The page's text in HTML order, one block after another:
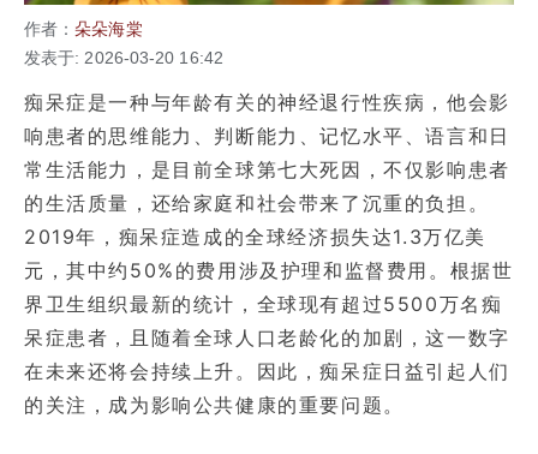
延寿天梯榜
作者：朵朵海棠
发表于: 2026-03-20 16:42
痴呆症是一种与年龄有关的神经退行性疾病，他会影
响患者的思维能力、判断能力、记忆水平、语言和日
常生活能力，是目前全球第七大死因，不仅影响患者
的生活质量，还给家庭和社会带来了沉重的负担。
2019年，痴呆症造成的全球经济损失达1.3万亿美
元，其中约50%的费用涉及护理和监督费用。根据世
界卫生组织最新的统计，全球现有超过5500万名痴
呆症患者，且随着全球人口老龄化的加剧，这一数字
在未来还将会持续上升。因此，痴呆症日益引起人们
的关注，成为影响公共健康的重要问题。